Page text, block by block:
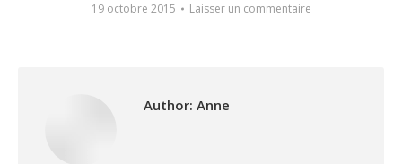
19 octobre 2015
Laisser un commentaire
Author: Anne